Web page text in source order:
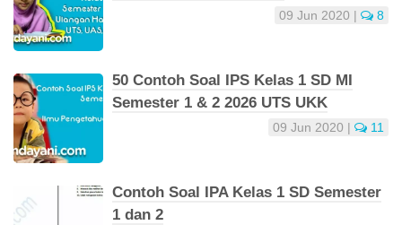
09 Jun 2020 | 8
50 Contoh Soal IPS Kelas 1 SD MI
Semester 1 & 2 2026 UTS UKK
09 Jun 2020 | 11
Contoh Soal IPA Kelas 1 SD Semester
1 dan 2